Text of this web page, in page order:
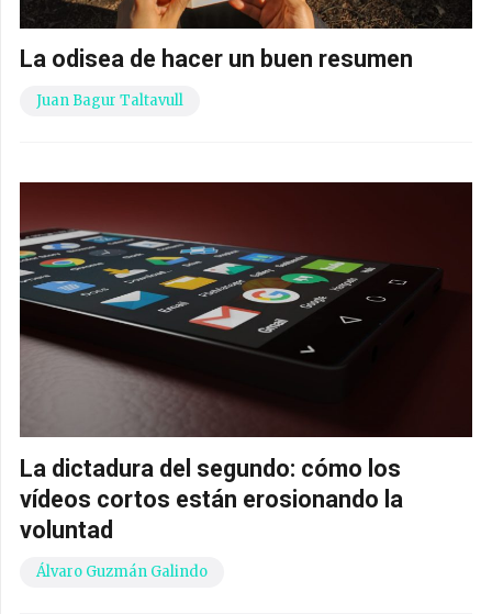
La odisea de hacer un buen resumen
Juan Bagur Taltavull
La dictadura del segundo: cómo los
vídeos cortos están erosionando la
voluntad
Álvaro Guzmán Galindo